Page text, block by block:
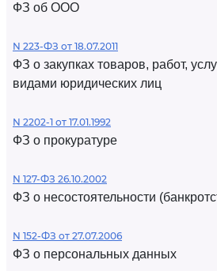
ФЗ об ООО
N 223-ФЗ от 18.07.2011
ФЗ о закупках товаров, работ,
видами юридических лиц
N 2202-1 от 17.01.1992
ФЗ о прокуратуре
N 127-ФЗ 26.10.2002
ФЗ о несостоятельности
N 152-ФЗ от 27.07.2006
ФЗ о персональных данных